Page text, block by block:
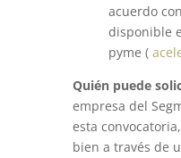
acuerdo
disponible
pyme (
Quién puede
empresa del
esta
bien a través de